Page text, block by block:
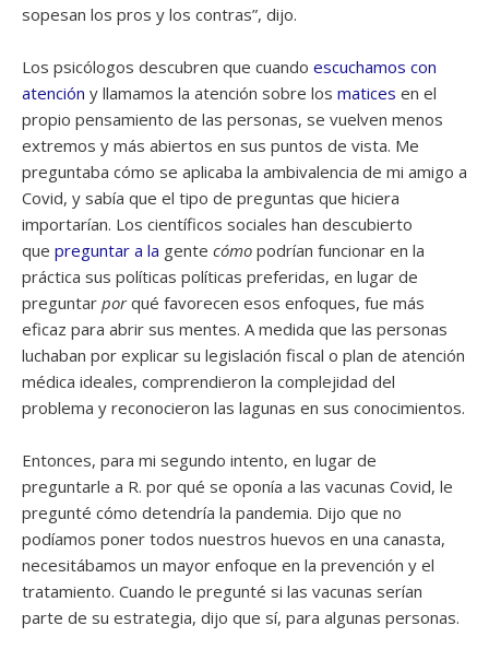
sopesan los pros y los contras”, dijo.
Los psicólogos descubren que cuando escuchamos con
atención y llamamos la atención sobre los matices en el
propio pensamiento de las personas, se vuelven menos
extremos y más abiertos en sus puntos de vista. Me
preguntaba cómo se aplicaba la ambivalencia de mi amigo a
Covid, y sabía que el tipo de preguntas que hiciera
importarían. Los científicos sociales han descubierto
que preguntar a la gente cómo podrían funcionar en la
práctica sus políticas políticas preferidas, en lugar de
preguntar porqué favorecen esos enfoques, fue más
eficaz para abrir sus mentes. A medida que las personas
luchaban por explicar su legislación fiscal o plan de atención
médica ideales, comprendieron la complejidad del
problema y reconocieron las lagunas en sus conocimientos.
Entonces, para mi segundo intento, en lugar de
preguntarle a R. por qué se oponía a las vacunas Covid, le
pregunté cómo detendría la pandemia. Dijo que no
podíamos poner todos nuestros huevos en una canasta,
necesitábamos un mayor enfoque en la prevención y el
tratamiento. Cuando le pregunté si las vacunas serían
parte de su estrategia, dijo que sí, para algunas personas.